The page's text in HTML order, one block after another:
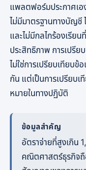
แพลตฟอร์มประกาศเ
ไม่มีมาตรฐานทางบัญชี
และไม่มีกลไกร้องเรีย
ประสิทธิภาพ การเปรี
ไม่ใช่การเปรียบเทียบข้
กัน แต่เป็นการเปรียบเ
หมายในทางปฏิบัติ
ข้อมูลสำคัญ
อัตราจ่ายที่สูงเกิน
คณิตศาสตร์ธุรกิจถื